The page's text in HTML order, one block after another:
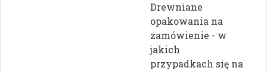
Drewniane
opakowania na
zamówienie - w
jakich
przypadkach się na